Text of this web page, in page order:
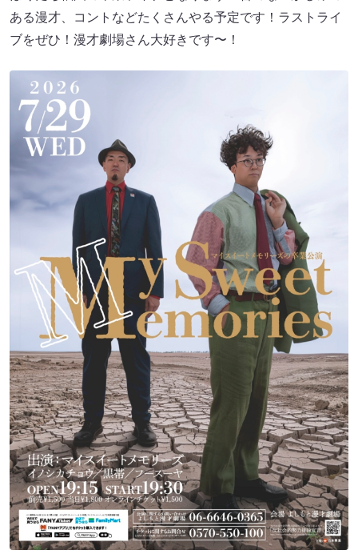
ある漫才、コントなどたくさんやる予定です！ラストライ
ブをぜひ！漫才劇場さん大好きです〜！